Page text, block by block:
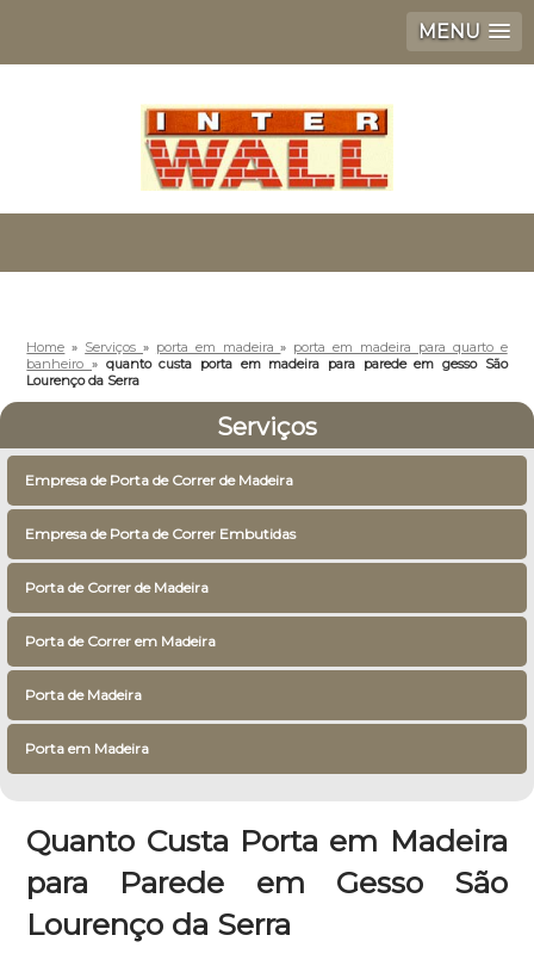
MENU
Home » Serviços» porta em madeira» porta em madeira para quarto e
banheiro» quanto custa porta em madeira para parede em gesso São
Lourenço da Serra
Serviços
Empresa de Porta de Correr de Madeira
Empresa de Porta de Correr Embutidas
Porta de Correr de Madeira
Porta de Correr em Madeira
Porta de Madeira
Porta em Madeira
Quanto Custa Porta em Madeira
para Parede em Gesso São
Lourenço da Serra